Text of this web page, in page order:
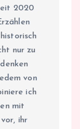
2020
nur zu
von
ich
mit
ihr